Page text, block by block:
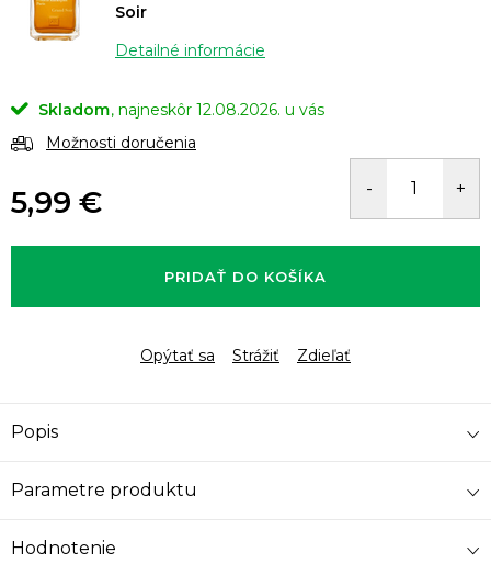
Soir
Detailné informácie
Skladom
12.08.2026.
Možnosti doručenia
5,99 €
cena:
PRIDAŤ DO KOŠÍKA
Opýtať sa Strážiť Zdieľať
Popis
Parametre produktu
Hodnotenie